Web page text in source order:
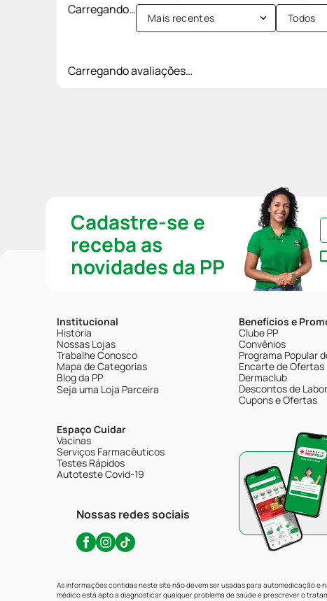
Carregando…
Mais recentes Todos
Carregando avaliações…
Cadastre-se e
receba as
novidades da PP
Institucional
História
Nossas Lojas
Trabalhe Conosco
Mapa de Categorias
Blog da PP
Seja uma Loja Parceira
Espaço Cuidar
Vacinas
Serviços Farmacêuticos
Testes Rápidos
Autoteste Covid-19
Nossas redes sociais
Benefícios e
Clube PP
Convênios
Programa Popular
Encarte de Ofertas
Dermaclub
Descontos de
Cupons e Ofertas
As informações contidas neste site não devem ser usadas para automedicação
médico está apto a diagnosticar qualquer problema de saúde e prescrever o